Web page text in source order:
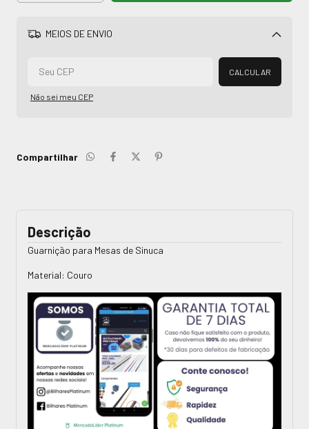
MEIOS DE ENVIO
Alterar CEP
CALCULAR
Não sei meu CEP
Compartilhar
Descrição
Guarnição para Mesas de Sinuca
Material: Couro